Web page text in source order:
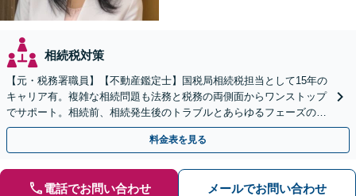
相続税対策
【元・税務署職員】【不動産鑑定士】国税局相続税担当として15年の
キャリア有。複雑な相続問題も法務と税務の両側面からワンストップ
でサポート。相続前、相続発生後のトラブルとあらゆるフェーズのご
相談に対応します【駐車場あり】【電話・Web相談可】
料金表を見る
電話でお問い合わせ メールでお問い合わせ